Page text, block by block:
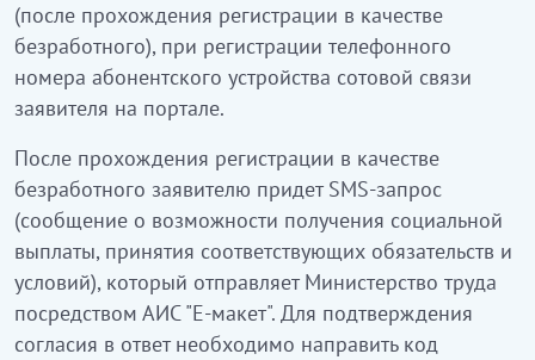
(после прохождения регистрации в качестве
безработного), при регистрации телефонного
номера абонентского устройства сотовой связи
заявителя на портале.
После прохождения регистрации в качестве
безработного заявителю придет SMS-запрос
(сообщение о возможности получения социальной
выплаты, принятия соответствующих обязательств и
условий), который отправляет Министерство труда
посредством АИС "Е-макет". Для подтверждения
согласия в ответ необходимо направить код